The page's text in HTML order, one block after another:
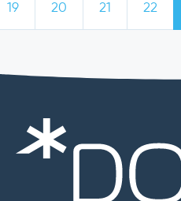
19 20 21 22